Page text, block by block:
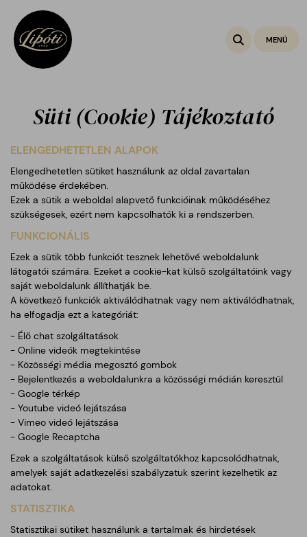
Toggle
MENÜ
Süti (Cookie) Tájékoztató
ELENGEDHETETLEN ALAPOK
Elengedhetetlen sütiket használunk az oldal zavartalan
működése érdekében.
Ezek a sütik a weboldal alapvető funkcióinak működéséhez
szükségesek, ezért nem kapcsolhatók ki a rendszerben.
FUNKCIONÁLIS
Ezek a sütik több funkciót tesznek lehetővé weboldalunk
látogatói számára. Ezeket a cookie-kat külső szolgáltatóink vagy
saját weboldalunk állíthatják be.
A következő funkciók aktiválódhatnak vagy nem aktiválódhatnak,
ha elfogadja ezt a kategóriát:
- Élő chat szolgáltatások
- Online videók megtekintése
- Közösségi média megosztó gombok
- Bejelentkezés a weboldalunkra a közösségi médián keresztül
- Google térkép
- Youtube videó lejátszása
- Vimeo videó lejátszása
- Google Recaptcha
Ezek a szolgáltatások külső szolgáltatókhoz kapcsolódhatnak,
amelyek saját adatkezelési szabályzatuk szerint kezelhetik az
adatokat.
STATISZTIKA
Statisztikai sütiket használunk a tartalmak és hirdetések